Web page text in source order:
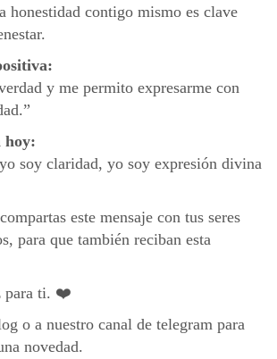
honestidad contigo mismo es clave
y me permito expresarme con
hoy:
soy claridad, yo soy expresión divina
este mensaje con tus seres
para que también reciban esta
para ti. ❤️